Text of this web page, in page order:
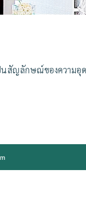
สัญลักษณ์ของความอุด